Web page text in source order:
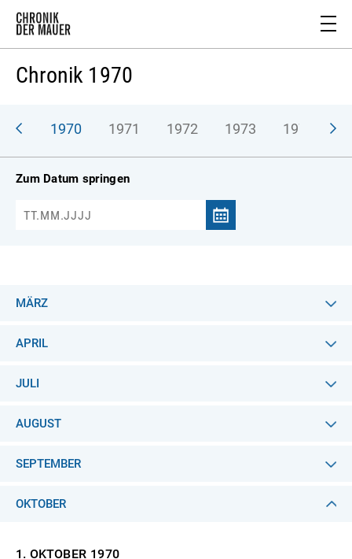
Chronik 1970
1970 1971 1972 1973 1974
Zum Datum springen
MÄRZ
APRIL
JULI
AUGUST
SEPTEMBER
OKTOBER
1. OKTOBER 1970